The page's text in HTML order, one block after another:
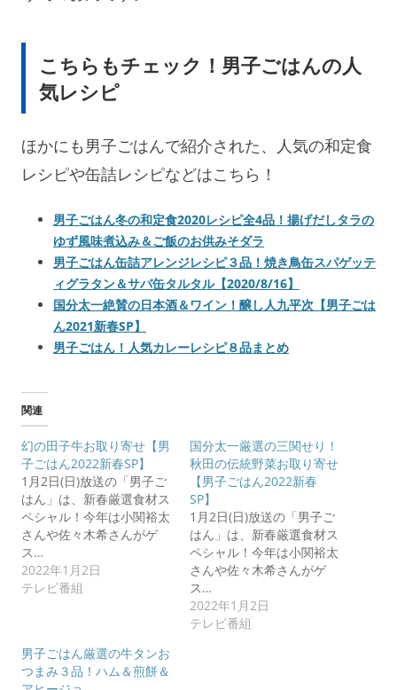
こちらもチェック！男子ごはんの人
気レシピ
ほかにも男子ごはんで紹介された、人気の和定食
レシピや缶詰レシピなどはこちら！
男子ごはん冬の和定食2020レシピ全4品！揚げだしタラの
ゆず風味煮込み＆ご飯のお供みそダラ
男子ごはん缶詰アレンジレシピ３品！焼き鳥缶スパゲッテ
ィグラタン＆サバ缶タルタル【2020/8/16】
国分太一絶賛の日本酒＆ワイン！醸し人九平次【男子ごは
ん2021新春SP】
男子ごはん！人気カレーレシピ８品まとめ
関連
幻の田子牛お取り寄せ【男
子ごはん2022新春SP】
1月2日(日)放送の「男子ご
はん」は、新春厳選食材ス
ペシャル！今年は小関裕太
さんや佐々木希さんがゲ
ス…
2022年1月2日
テレビ番組
国分太一厳選の三関せり！
秋田の伝統野菜お取り寄せ
【男子ごはん2022新春
SP】
1月2日(日)放送の「男子ご
はん」は、新春厳選食材ス
ペシャル！今年は小関裕太
さんや佐々木希さんがゲ
ス…
2022年1月2日
テレビ番組
男子ごはん厳選の牛タンお
つまみ３品！ハム＆煎餅＆